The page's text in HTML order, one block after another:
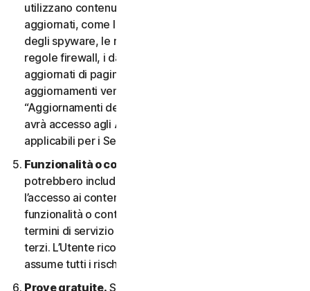
utilizzano contenuti che vengono periodicamente
aggiornati, come le definizioni dei virus, le definizioni
degli spyware, le regole antispam, gli elenchi URL, le
regole firewall, i dati di vulnerabilità e gli elenchi
aggiornati di pagine web autenticate. Questi
aggiornamenti vengono definiti collettivamente
“Aggiornamenti dei contenuti”. In tal caso, l’Utente
avrà accesso agli Aggiornamenti dei contenuti
applicabili per i Servizi durante il Periodo del Servizio.
Funzionalità o contenuti di terzi.
potrebbero includere funzionalità di terzi o consentire
l’accesso ai contenuti di un sito Web di terzi. Tali
funzionalità o contenuti possono essere soggetti ai
termini di servizio e alle informative sulla privacy di tali
terzi. L’Utente riconosce la sola responsabilità e si
assume tutti i rischi derivanti dall’uso di risorse di terzi.
Prove gratuite. Se offriamo una Prova gratuita, i